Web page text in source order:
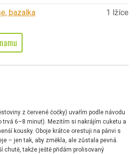
bazalka
1 lžíce
z červené čočky) uvařím podle návodu
trvá 6–8 minut). Mezitím si nakrájím cuketu a
kousky. Oboje krátce orestuji na pánvi s
– jen tak, aby změkla, ale zůstala pevná.
chutě, takže ještě přidám prolisovaný